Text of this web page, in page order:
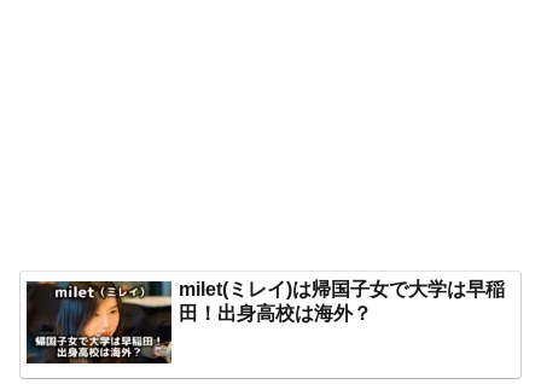
milet(ミレイ)は帰国子女で大学は早稲
田！出身高校は海外？